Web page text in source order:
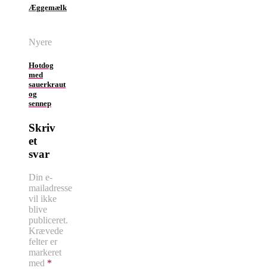
Æggemælk
Nyere
Hotdog
med
sauerkraut
og
sennep
Skriv
et
svar
Din e-
mailadresse
vil ikke
blive
publiceret.
Krævede
felter er
markeret
med *